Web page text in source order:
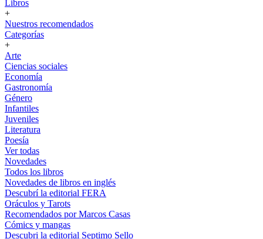
Libros
+
Nuestros recomendados
Categorías
+
Arte
Ciencias sociales
Economía
Gastronomía
Género
Infantiles
Juveniles
Literatura
Poesía
Ver todas
Novedades
Todos los libros
Novedades de libros en inglés
Descubrí la editorial FERA
Oráculos y Tarots
Recomendados por Marcos Casas
Cómics y mangas
Descubri la editorial Septimo Sello